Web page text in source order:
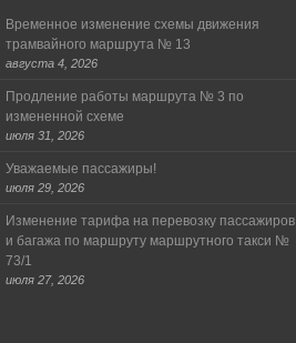
Временное изменение схемы движения
трамвайного маршрута № 13
августа 4, 2026
Продление работы маршрута № 3 по
измененной схеме
июля 31, 2026
Уважаемые пассажиры!
июля 29, 2026
Изменение тарифа на перевозку пассажиров
и багажа по маршруту маршрутного такси №
73/1
июля 27, 2026